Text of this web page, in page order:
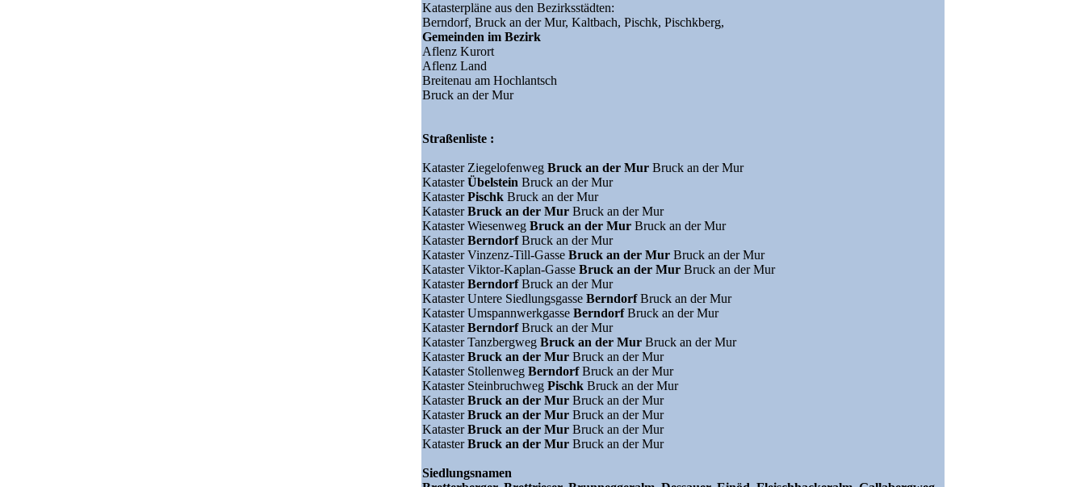
Katasterpläne aus den Bezirksstädten:
Berndorf, Bruck an der Mur, Kaltbach, Pischk, Pischkberg,
Gemeinden im Bezirk
Aflenz Kurort
Aflenz Land
Breitenau am Hochlantsch
Bruck an der Mur
Straßenliste :
Kataster Ziegelofenweg Bruck an der Mur Bruck an der Mur
KatasterÜbelstein Bruck an der Mur
KatasterPischk Bruck an der Mur
KatasterBruck an der Mur Bruck an der Mur
Kataster Wiesenweg Bruck an der Mur Bruck an der Mur
KatasterBerndorfBruck an der Mur
Kataster Vinzenz-Till-Gasse Bruck an der Mur Bruck an der Mur
Kataster Viktor-Kaplan-Gasse Bruck an der Mur Bruck an der Mur
KatasterBerndorfBruck an der Mur
Kataster Untere Siedlungsgasse BerndorfBruck an der Mur
Kataster Umspannwerkgasse BerndorfBruck an der Mur
KatasterBerndorfBruck an der Mur
Kataster Tanzbergweg Bruck an der Mur Bruck an der Mur
KatasterBruck an der Mur Bruck an der Mur
Kataster Stollenweg BerndorfBruck an der Mur
Kataster Steinbruchweg Pischk Bruck an der Mur
KatasterBruck an der Mur Bruck an der Mur
KatasterBruck an der Mur Bruck an der Mur
KatasterBruck an der Mur Bruck an der Mur
KatasterBruck an der Mur Bruck an der Mur
Siedlungsnamen